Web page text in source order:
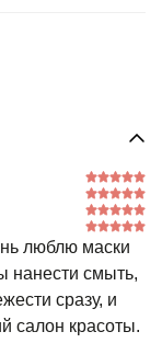
люблю маски
нанести смыть,
сразу, и
салон красоты.